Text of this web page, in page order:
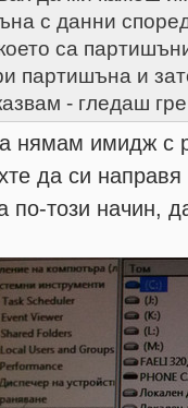
с данни
са
партишъна и
- гледаш
нямам имидж с
да си
по-този начин,